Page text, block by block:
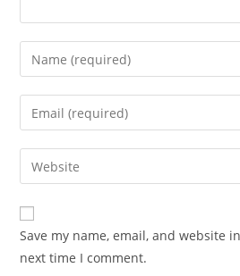
Enter
your
name
comment
Enter
your
email
address
comment
Enter
your
website
URL
(optional)
Save my name, email, and website
next time I comment.